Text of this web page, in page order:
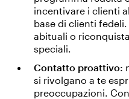
incentivare i clienti
base di clienti
abituali o
speciali.
Contatto proattivo:
si rivolgano a te
preoccupazioni.